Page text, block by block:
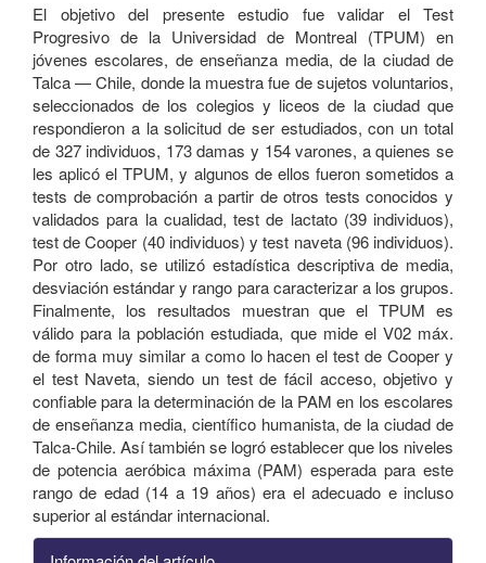
El objetivo del presente estudio fue validar el Test
Progresivo de la Universidad de Montreal (TPUM) en
jóvenes escolares, de enseñanza media, de la ciudad de
Talca — Chile, donde la muestra fue de sujetos voluntarios,
seleccionados de los colegios y liceos de la ciudad que
respondieron a la solicitud de ser estudiados, con un total
de 327 individuos, 173 damas y 154 varones, a quienes se
les aplicó el TPUM, y algunos de ellos fueron sometidos a
tests de comprobación a partir de otros tests conocidos y
validados para la cualidad, test de lactato (39 individuos),
test de Cooper (40 individuos) y test naveta (96 individuos).
Por otro lado, se utilizó estadística descriptiva de media,
desviación estándar y rango para caracterizar a los grupos.
Finalmente, los resultados muestran que el TPUM es
válido para la población estudiada, que mide el V02 máx.
de forma muy similar a como lo hacen el test de Cooper y
el test Naveta, siendo un test de fácil acceso, objetivo y
confiable para la determinación de la PAM en los escolares
de enseñanza media, científico humanista, de la ciudad de
Talca-Chile. Así también se logró establecer que los niveles
de potencia aeróbica máxima (PAM) esperada para este
rango de edad (14 a 19 años) era el adecuado e incluso
superior al estándar internacional.